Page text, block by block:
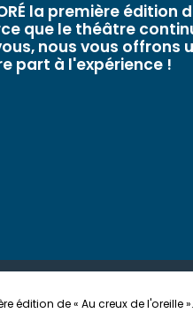
la première édition
que le théâtre
nous vous offrons
part à l'expérience !
édition de « Au creux de